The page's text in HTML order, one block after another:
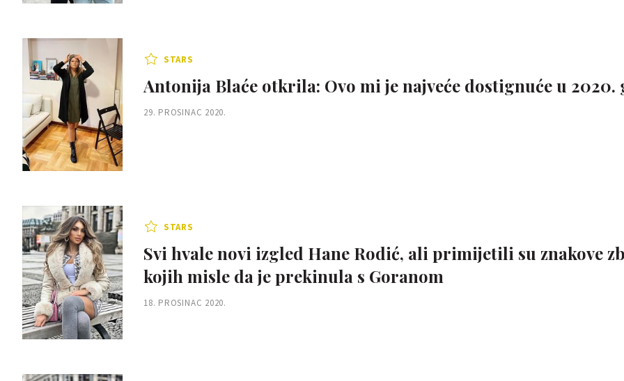
STARS
Antonija Blaće otkrila: Ovo mi je najveće dostignuće u 2020.
29. PROSINAC 2020.
STARS
Svi hvale novi izgled Hane Rodić, ali primijetili su znakove
kojih misle da je prekinula s Goranom
18. PROSINAC 2020.